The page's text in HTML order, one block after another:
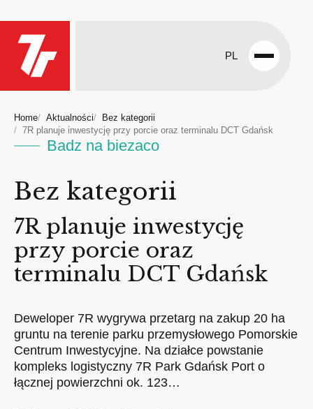
PL
Open
Home Aktualności
Bez kategorii
7R planuje inwestycję przy porcie oraz terminalu DCT Gdańsk
Badz na biezaco
Bez kategorii
7R planuje inwestycję
przy porcie oraz
terminalu DCT Gdańsk
Deweloper 7R wygrywa przetarg na zakup 20 ha
gruntu na terenie parku przemysłowego Pomorskie
Centrum Inwestycyjne. Na działce powstanie
kompleks logistyczny 7R Park Gdańsk Port o
łącznej powierzchni ok. 123…